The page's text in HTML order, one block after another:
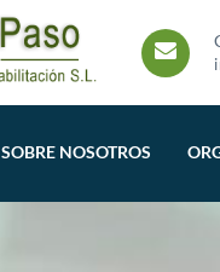
SOBRE NOSOTROS